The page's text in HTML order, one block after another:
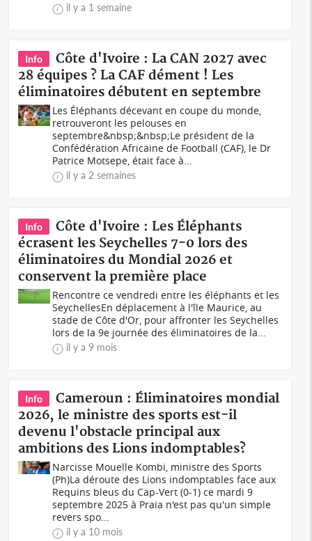
il y a 1 semaine
Info
Côte d'Ivoire : La CAN 2027 avec
28 équipes ? La CAF dément ! Les
éliminatoires débutent en septembre
Les Éléphants décevant en coupe du monde,
retrouveront les pelouses en
septembre&nbsp;&nbsp;Le président de la
Confédération Africaine de Football (CAF), le Dr
Patrice Motsepe, était face à...
il y a 2 semaines
Info
Côte d'Ivoire : Les Éléphants
écrasent les Seychelles 7-0 lors des
éliminatoires du Mondial 2026 et
conservent la première place
Rencontre ce vendredi entre les éléphants et les
SeychellesEn déplacement à l'île Maurice, au
stade de Côte d'Or, pour affronter les Seychelles
lors de la 9e journée des éliminatoires de la...
il y a 9 mois
Info
Cameroun : Éliminatoires mondial
2026, le ministre des sports est-il
devenu l'obstacle principal aux
ambitions des Lions indomptables?
Narcisse Mouelle Kombi, ministre des Sports
(Ph)La déroute des Lions indomptables face aux
Requins bleus du Cap-Vert (0-1) ce mardi 9
septembre 2025 à Praia n'est pas qu'un simple
revers spo...
il y a 10 mois